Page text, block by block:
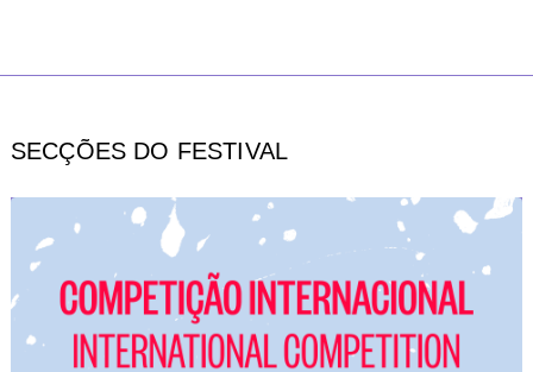
SECÇÕES DO FESTIVAL